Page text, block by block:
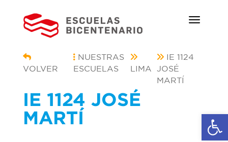
VOLVER
NUESTRAS
ESCUELAS
LIMA
IE 1124
JOSÉ
MARTÍ
IE 1124 JOSÉ
MARTÍ